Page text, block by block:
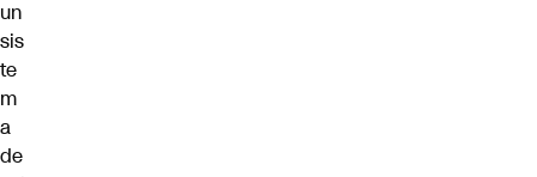
un
sis
te
m
a
de